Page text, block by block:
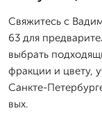
Свяжитесь с
63 для
выбрать
фракции и цвету,
Санкте-
вых.